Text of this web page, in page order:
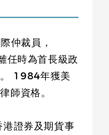
仲裁員，
任時為首長級政
1984年獲美
師資格。
證券及期貨事